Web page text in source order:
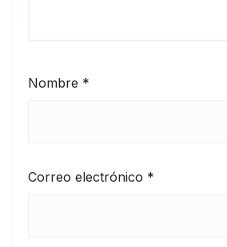
Nombre *
Correo electrónico *